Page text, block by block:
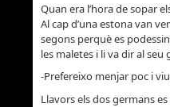
Quan era l’hora de sopar
Al cap d’una estona van
segons perquè es
les maletes i li va dir al seu
-Prefereixo menjar poc i
Llavors els dos germans